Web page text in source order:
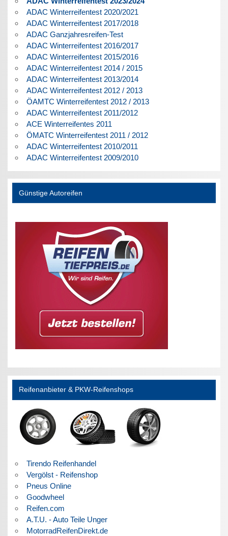
ADAC Winterreifentest 2020/2021
ADAC Winterreifentest 2017/2018
ADAC Ganzjahresreifen-Test
ADAC Winterreifentest 2016/2017
ADAC Winterreifentest 2015/2016
ADAC Winterreifentest 2014 / 2015
ADAC Winterreifentest 2013/2014
ADAC Winterreifentest 2012 / 2013
ÖAMTC Winterreifentest 2012 / 2013
ADAC Winterreifentest 2011/2012
ACE Winterreifentes 2011
ÖMATC Winterreifentest 2011 / 2012
ADAC Winterreifentest 2010/2011
ADAC Winterreifentest 2009/2010
Günstige Autoreifen
Reifenanbieter & PKW-Reifenshops
Tirendo Reifenhandel
Vergölst - Reifenshop
Pneus Online
Goodwheel
Reifen.com
A.T.U. - Auto Teile Unger
MotorradReifenDirekt.de